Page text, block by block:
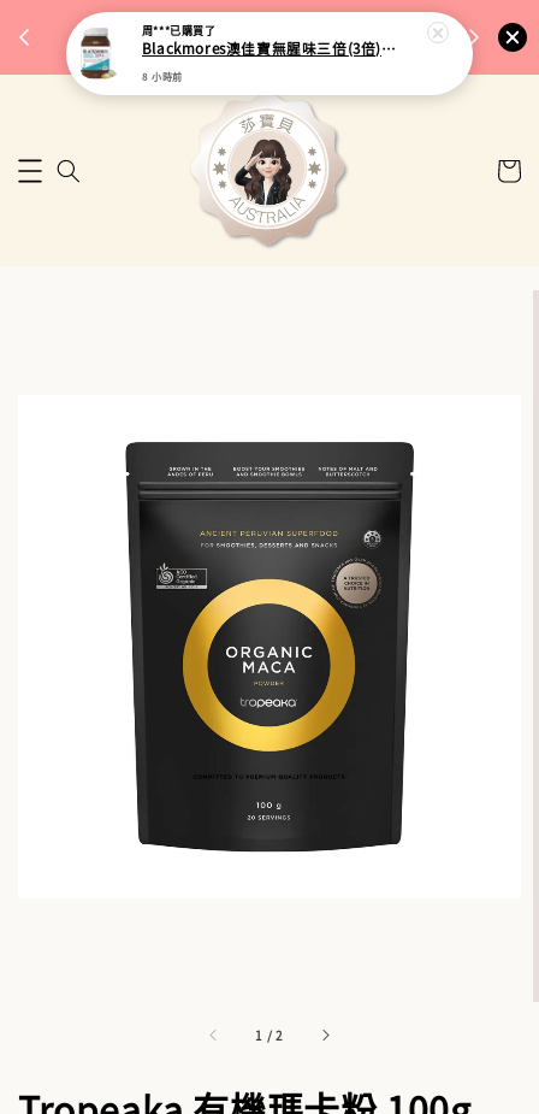
🎉 77購物節｜保健品滿額最低 91 折
來去逛逛
🚚 台
1 /2
周***已購買了
Blackmores澳佳寶無腥味三倍(3倍)濃縮加強型深海魚油 150粒
8 小時前